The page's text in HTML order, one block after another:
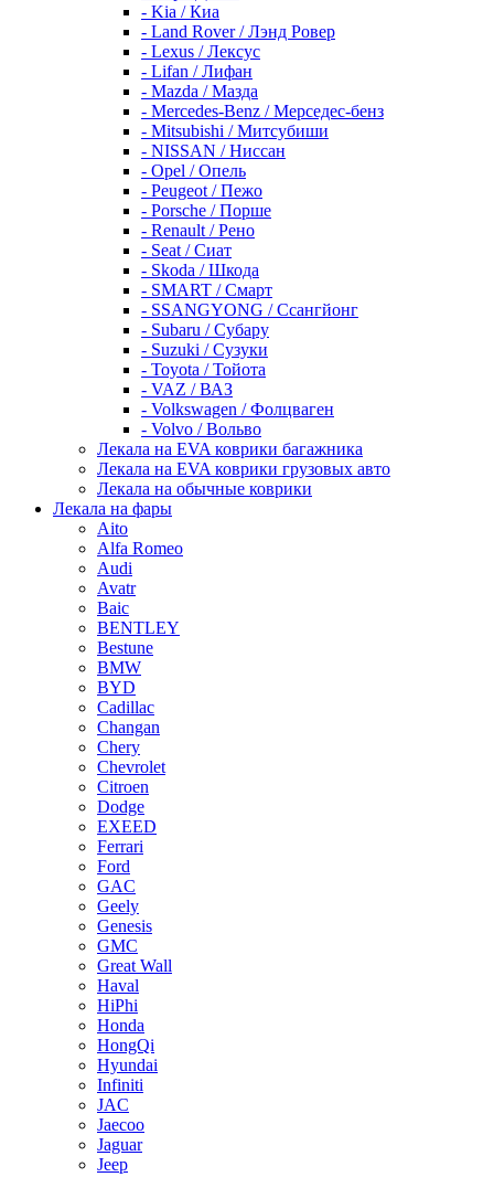
- Kia / Киа
- Land Rover / Лэнд Ровер
- Lexus / Лексус
- Lifan / Лифан
- Mazda / Мазда
- Mercedes-Benz / Мерседес-бенз
- Mitsubishi / Митсубиши
- NISSAN / Ниссан
- Opel / Опель
- Peugeot / Пежо
- Porsche / Порше
- Renault / Рено
- Seat / Сиат
- Skoda / Шкода
- SMART / Смарт
- SSANGYONG / Ссангйонг
- Subaru / Субару
- Suzuki / Сузуки
- Toyota / Тойота
- VAZ / ВАЗ
- Volkswagen / Фолцваген
- Volvo / Вольво
Лекала на EVA коврики багажника
Лекала на EVA коврики грузовых авто
Лекала на обычные коврики
Лекала на фары
Aito
Alfa Romeo
Audi
Avatr
Baic
BENTLEY
Bestune
BMW
BYD
Cadillac
Changan
Chery
Chevrolet
Citroen
Dodge
EXEED
Ferrari
Ford
GAC
Geely
Genesis
GMC
Great Wall
Haval
HiPhi
Honda
HongQi
Hyundai
Infiniti
JAC
Jaecoo
Jaguar
Jeep